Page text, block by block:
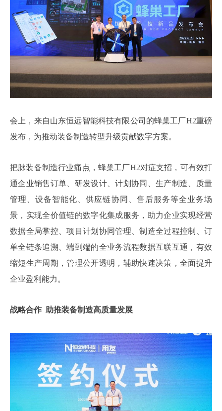
会上，来自山东恒远智能科技有限公司的蜂巢工厂H2重磅
发布，为推动装备制造转型升级贡献数字方案。
把脉装备制造行业痛点，蜂巢工厂H2对症支招，可有效打
通企业销售订单、研发设计、计划协同、生产制造、质量
管理、设备智能化、供应链协同、售后服务等全业务场
景，实现全价值链的数字化集成服务，助力企业实现经营
数据全局掌控、项目计划协同管理、制造全过程控制、订
单全链条追溯、端到端的全业务流程数据互联互通，有效
缩短生产周期，管理公开透明，辅助快速决策，全面提升
企业盈利能力。
战略合作 助推装备制造高质量发展